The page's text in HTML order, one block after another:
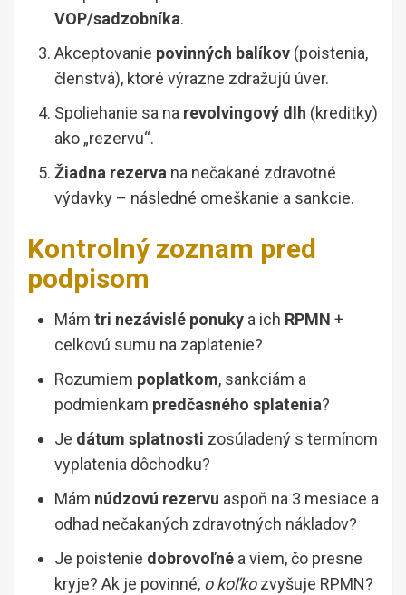
VOP/sadzobníka.
Akceptovanie povinných balíkov (poistenia,
členstvá), ktoré výrazne zdražujú úver.
Spoliehanie sa na revolvingový dlh (kreditky)
ako „rezervu“.
Žiadna rezerva na nečakané zdravotné
výdavky – následné omeškanie a sankcie.
Kontrolný zoznam pred
podpisom
Mám tri nezávislé ponuky a ich RPMN +
celkovú sumu na zaplatenie?
Rozumiem poplatkom, sankciám a
podmienkam predčasného splatenia?
Je dátum splatnosti zosúladený s termínom
vyplatenia dôchodku?
Mám núdzovú rezervu aspoň na 3 mesiace a
odhad nečakaných zdravotných nákladov?
Je poistenie dobrovoľné a viem, čo presne
kryje? Ak je povinné, o koľkozvyšuje RPMN?